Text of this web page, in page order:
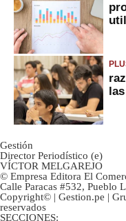
Gestión
Director Periodístico (e)
VÍCTOR MELGAREJO
© Empresa Editora El
Calle Paracas #532, Pueblo
Copyright© | Gestion.pe |
reservados
SECCIONES: